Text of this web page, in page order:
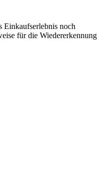
Einkaufserlebnis noch
für die Wiedererkennung